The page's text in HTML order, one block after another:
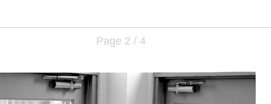
Page 2 / 4